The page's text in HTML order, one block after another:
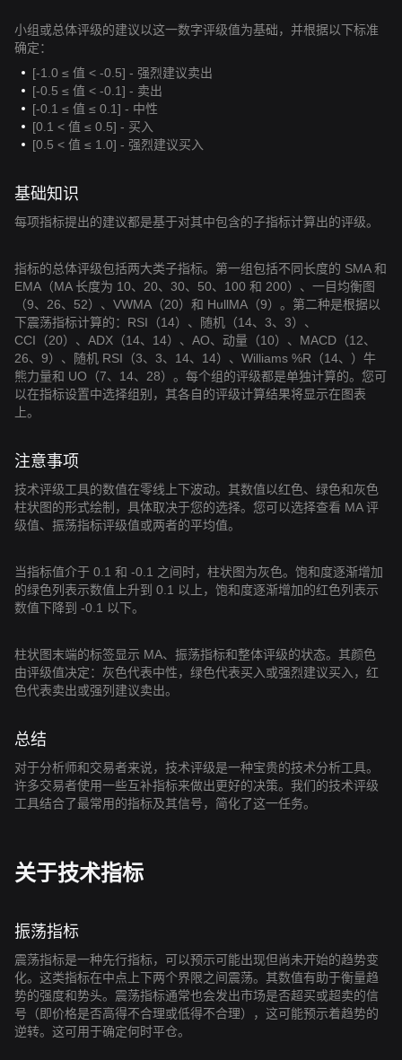
小组或总体评级的建议以这一数字评级值为基础，并根据以下标准
确定：
[-1.0 ≤ 值 < -0.5] - 强烈建议卖出
[-0.5 ≤ 值 < -0.1] - 卖出
[-0.1 ≤ 值 ≤ 0.1] - 中性
[0.1 < 值 ≤ 0.5] - 买入
[0.5 < 值 ≤ 1.0] - 强烈建议买入
基础知识
每项指标提出的建议都是基于对其中包含的子指标计算出的评级。
指标的总体评级包括两大类子指标。第一组包括不同长度的 SMA 和
EMA（MA 长度为 10、20、30、50、100 和 200）、一目均衡图
（9、26、52）、VWMA（20）和 HullMA（9）。第二种是根据以
下震荡指标计算的：RSI（14）、随机（14、3、3）、
CCI（20）、ADX（14、14）、AO、动量（10）、MACD（12、
26、9）、随机 RSI（3、3、14、14）、Williams %R（14、）牛
熊力量和 UO（7、14、28）。每个组的评级都是单独计算的。您可
以在指标设置中选择组别，其各自的评级计算结果将显示在图表
上。
注意事项
技术评级工具的数值在零线上下波动。其数值以红色、绿色和灰色
柱状图的形式绘制，具体取决于您的选择。您可以选择查看 MA 评
级值、振荡指标评级值或两者的平均值。
当指标值介于 0.1 和 -0.1 之间时，柱状图为灰色。饱和度逐渐增加
的绿色列表示数值上升到 0.1 以上，饱和度逐渐增加的红色列表示
数值下降到 -0.1 以下。
柱状图末端的标签显示 MA、振荡指标和整体评级的状态。其颜色
由评级值决定：灰色代表中性，绿色代表买入或强烈建议买入，红
色代表卖出或强列建议卖出。
总结
对于分析师和交易者来说，技术评级是一种宝贵的技术分析工具。
许多交易者使用一些互补指标来做出更好的决策。我们的技术评级
工具结合了最常用的指标及其信号，简化了这一任务。
关于技术指标
振荡指标
震荡指标是一种先行指标，可以预示可能出现但尚未开始的趋势变
化。这类指标在中点上下两个界限之间震荡。其数值有助于衡量趋
势的强度和势头。震荡指标通常也会发出市场是否超买或超卖的信
号（即价格是否高得不合理或低得不合理），这可能预示着趋势的
逆转。这可用于确定何时平仓。